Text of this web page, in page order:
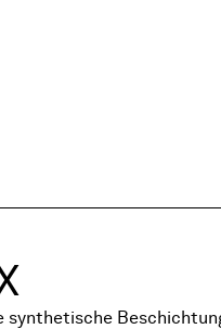
synthetische